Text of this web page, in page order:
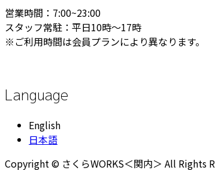
営業時間：7:00~23:00
スタッフ常駐：平日10時～17時
※ご利用時間は会員プランにより異なります。
Language
English
日本語
Copyright © さくらWORKS＜関内＞ All Rights